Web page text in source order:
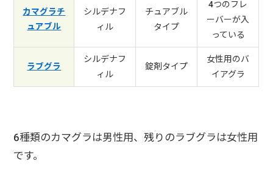
カマグラチ
ュアブル
シルデナフ
ィル
チュアブル
タイプ
4つのフレ
ーバーが入
っている
ラブグラ
シルデナフ
ィル
錠剤タイプ
女性用のバ
イアグラ
6種類のカマグラは男性用、残りのラブグラは女性用
です。